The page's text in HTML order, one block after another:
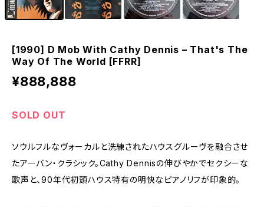
[1990] D Mob With Cathy Dennis – That's The
Way Of The World [FFRR]
¥888,888
SOLD OUT
ソウルフルなヴォーカルと洗練されたハウスグルーヴを融合させ
たアーバン・クラシック。Cathy Dennisの伸びやかでセクシーな
歌声と、90年代初頭ハウス特有の明快なピアノリフが印象的。